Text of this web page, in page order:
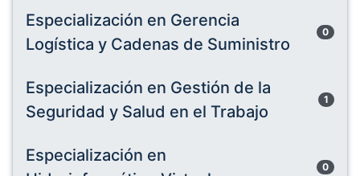
Especialización en Gerencia
Logística y Cadenas de Suministro
0
Especialización en Gestión de la
Seguridad y Salud en el Trabajo
1
Especialización en
0